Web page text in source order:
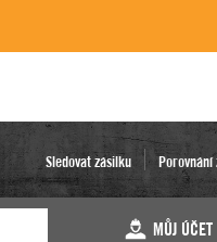
Sledovat zásilku Porovnání
MŮJ ÚČET